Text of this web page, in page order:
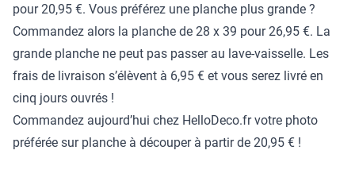
pour 20,95 €. Vous préférez une planche plus grande ?
Commandez alors la planche de 28 x 39 pour 26,95 €. La
grande planche ne peut pas passer au lave-vaisselle. Les
frais de livraison s’élèvent à 6,95 € et vous serez livré en
cinq jours ouvrés !
Commandez aujourd’hui chez HelloDeco.fr votre photo
préférée sur planche à découper à partir de 20,95 € !